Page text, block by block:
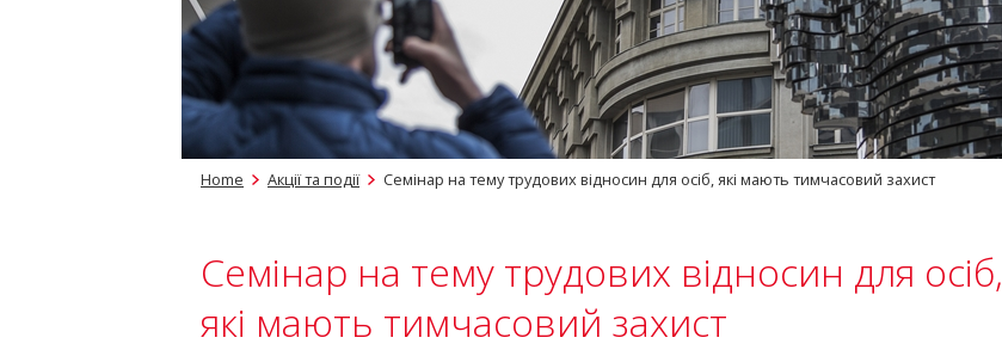
Home Акції та події Семінар на тему трудових відносин для осіб, які мають тимчасовий захист
Семінар на тему трудових відносин для осіб,
які мають тимчасовий захист